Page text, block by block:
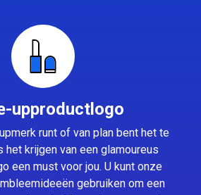
upproductlogo
runt of van plan bent het te
het krijgen van een glamoureus
een must voor jou. U kunt onze
gebruiken om een